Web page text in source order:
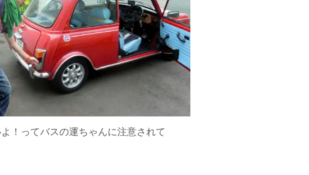
！ってバスの運ちゃんに注意されて